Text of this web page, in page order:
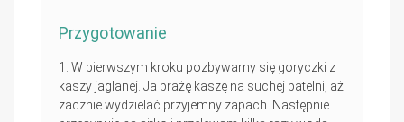
Przygotowanie
W pierwszym kroku pozbywamy się goryczki z
kaszy jaglanej. Ja prażę kaszę na suchej patelni, aż
zacznie wydzielać przyjemny zapach. Następnie